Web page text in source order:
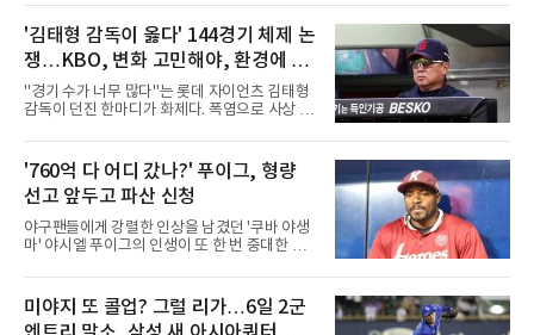
맞았던 디트로이트 선수들은 분을 참지 못하고
그라운드로 뛰쳐나왔다.심판
화 이글스에 거센 폭풍우가 강타할 것으로 보인
다.이번 아시안게임 한국 야구대표팀에 타선의
중심인 거포 노시환과 문현빈이 승선한 데 이어,
대만 야구협회의 최종 엔트리 발표를 통해 아시
아 쿼터 최고의 히트작이자 선발진의 중추인 좌
완 에이스 왕옌청까지 차출이 확정되었다. 팀 공
격의 핵과 마운드의 핵심 자원들이 단 한꺼번에
리그의 최종 순위와 포스트시즌 진출 팀이 판가
름 나는 가장 잔인하고도 중
'김태형 감독이 옳다' 144경기 체제 논
쟁…KBO, 변화 고민해야, 환경에 맞
는 경기 수가 바람직
"경기 수가 너무 많다"는 롯데 자이언츠 김태형
감독이 던진 한마디가 화제다. 폭염으로 사상 초
독은 단순히 더위를 이야기하지 않았다. 우천,
폭염, 부상 등 변수가 늘어나는 현실에서 현재
팀당 144경기 체제가 과연 지속 가능한지 질문
을 던졌다.물론 144경기가 세계적으로 특별히
많은 숫자는 아니다. 메이저리그는 팀당 162경
기, 일본프로야구도 143~144경기를 치른다. 숫
자만 놓고 보면 KBO가 유난히 혹사 구조라고 말
비교하기 어려울 정도로 폭염이 길어지고 강해
지고 있다. 여기에 장마, 이
'760억 다 어디 갔나?' 푸이그, 형량
선고 앞두고 파산 신청
야구팬들에게 강렬한 인상을 남겼던 '쿠바 야생
마' 야시엘 푸이그의 인생이 또 한 번 중대한 갈
거액을 벌었던 푸이그가 연방 사건 선고를 앞두
고 파산보호를 신청했다.푸이그는 최근 미국 플
로리다 파산 법원에 챕터11 파산보호 신청을 냈
미야지 또 콜업? 그럴 리가…6일 2군